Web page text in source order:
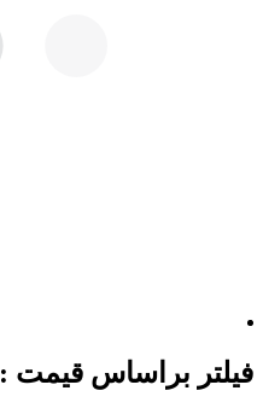
فیلتر براساس قیمت :